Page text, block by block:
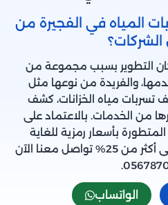
المياه في الفجيرة من
التطوير بسبب مجموعة من
والفريدة من نوعها مثل
تسربات مياه الخزانات، كشف
من الخدمات. بالاعتماد على
بأسعار رمزية للغاية
وبخصومات وعروض تصل إلى أكثر من 25% تواصل معنا الآن
الواتساب